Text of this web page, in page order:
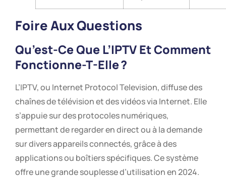
Foire Aux Questions
Qu’est-Ce Que L’IPTV Et Comment
Fonctionne-T-Elle ?
L’IPTV, ou Internet Protocol Television, diffuse des
chaînes de télévision et des vidéos via Internet. Elle
s’appuie sur des protocoles numériques,
permettant de regarder en direct ou à la demande
sur divers appareils connectés, grâce à des
applications ou boîtiers spécifiques. Ce système
offre une grande souplesse d’utilisation en 2024.